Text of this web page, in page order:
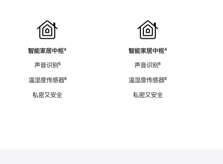
智能家居中枢脚
⁴
声音识别脚
⁵
温湿度传感器脚
⁶
私密又安全
智能家居中枢脚
⁴
声音识别脚
⁵
温湿度传感器脚
⁶
私密又安全